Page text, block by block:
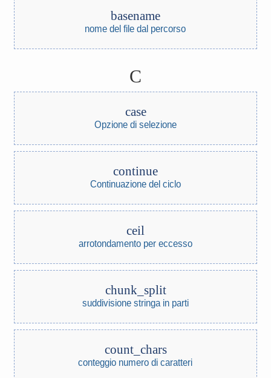
basename
nome del file dal percorso
C
case
Opzione di selezione
continue
Continuazione del ciclo
ceil
arrotondamento per eccesso
chunk_split
suddivisione stringa in parti
count_chars
conteggio numero di caratteri